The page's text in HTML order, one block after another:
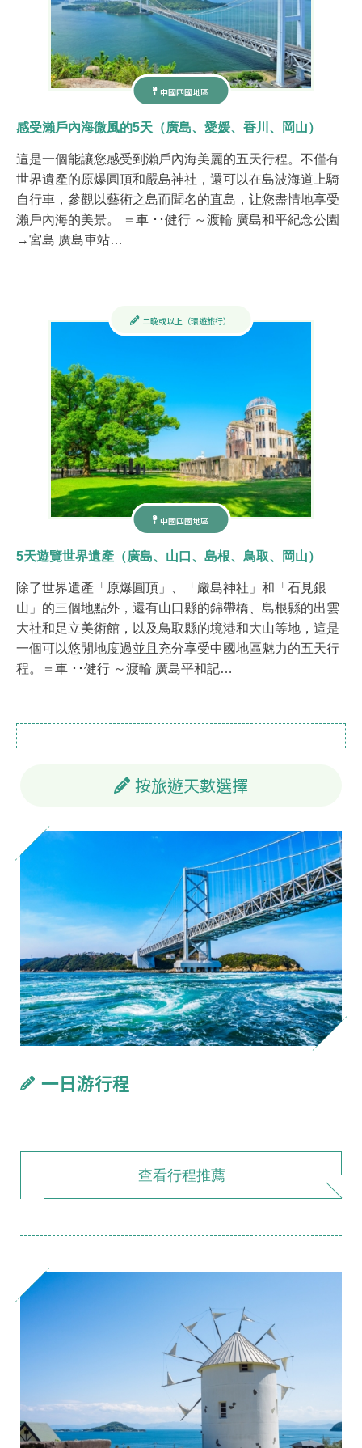
中國四國地區
感受瀨戶內海微風的5天（廣島、愛媛、香川、岡山）
這是一個能讓您感受到瀨戶內海美麗的五天行程。不僅有
世界遺產的原爆圓頂和嚴島神社，還可以在島波海道上騎
自行車，參觀以藝術之島而聞名的直島，让您盡情地享受
瀨戶內海的美景。 ​​​＝車 ･･健行 ～渡輪 廣島和平紀念公園
→宮島 廣島車站…
中國四國地區
二晚或以上（環遊旅行）
5天遊覽世界遺產（廣島、山口、島根、鳥取、岡山）
除了世界遺產「原爆圓頂」、「嚴島神社」和「石見銀
山」的三個地點外，還有山口縣的錦帶橋、島根縣的出雲
大社和足立美術館，以及鳥取縣的境港和大山等地，這是
一個可以悠閒地度過並且充分享受中國地區魅力的五天行
程。 ​​​​​＝車 ･･健行 ～渡輪 廣島平和記…
按旅遊天數選擇
一日游行程
查看行程推薦